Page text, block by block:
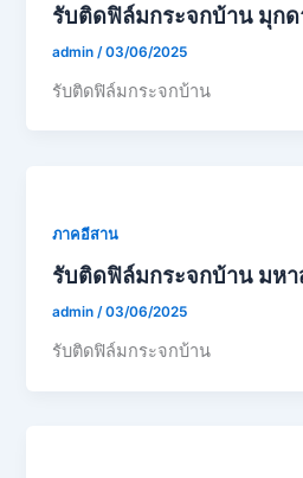
รับติดฟิล์มกระจกบ้าน มุกด
admin /03/06/2025
รับติดฟิล์มกระจกบ้าน
ภาคอีสาน
รับติดฟิล์มกระจกบ้าน มหา
admin/03/06/2025
รับติดฟิล์มกระจกบ้าน